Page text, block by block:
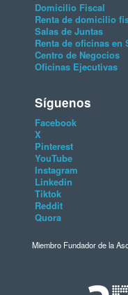
Domicilio Fiscal
Renta de domicilio
Salas de Juntas
Renta de oficinas en
Centro de Negocios
Oficinas Ejecutivas
Síguenos
Facebook
X
Pinterest
YouTube
Instagram
Linkedin
Tiktok
Reddit
Quora
Miembro Fundador de la